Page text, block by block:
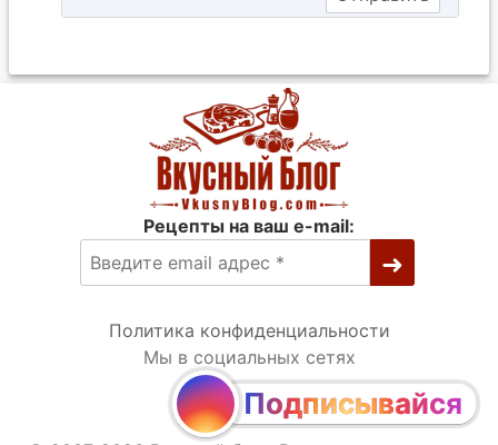
Политика конфиденциальности
Мы в социальных сетях
Подписывайся